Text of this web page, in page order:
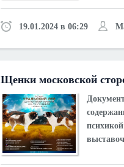
19.01.2024 в 06:29
Щенки московской